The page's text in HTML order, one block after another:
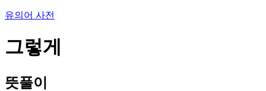
유의어 사전
그렇게
뜻풀이